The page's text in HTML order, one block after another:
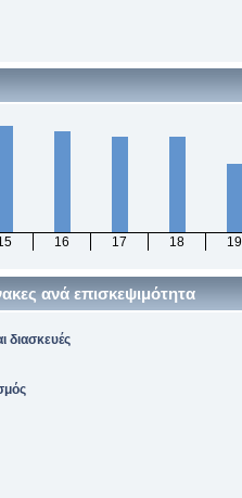
16 17 18 19
ανά επισκεψιμότητα
διασκευές